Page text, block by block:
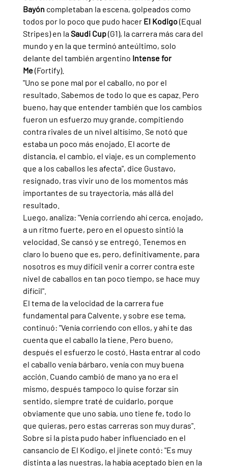
Bayón completaban la escena, golpeados como
todos por lo poco que pudo hacer El Kodigo (Equal
Stripes) en la Saudi Cup (G1), la carrera más cara del
mundo y en la que terminó anteúltimo, solo
delante del también argentino Intense for
Me (Fortify).
"Uno se pone mal por el caballo, no por el
resultado. Sabemos de todo lo que es capaz. Pero
bueno, hay que entender también que los cambios
fueron un esfuerzo muy grande, compitiendo
contra rivales de un nivel altísimo. Se notó que
estaba un poco más enojado. El acorte de
distancia, el cambio, el viaje, es un complemento
que a los caballos les afecta", dice Gustavo,
resignado, tras vivir uno de los momentos más
importantes de su trayectoria, más allá del
resultado.
Luego, analiza: "Venía corriendo ahí cerca, enojado,
a un ritmo fuerte, pero en el opuesto sintió la
velocidad. Se cansó y se entregó. Tenemos en
claro lo bueno que es, pero, definitivamente, para
nosotros es muy difícil venir a correr contra este
nivel de caballos en tan poco tiempo, se hace muy
difícil".
El tema de la velocidad de la carrera fue
fundamental para Calvente, y sobre ese tema,
continuó: "Venía corriendo con ellos, y ahí te das
cuenta que el caballo la tiene. Pero bueno,
después el esfuerzo le costó. Hasta entrar al codo
el caballo venía bárbaro, venía con muy buena
acción. Cuando cambió de mano ya no era el
mismo, después tampoco lo quise forzar sin
sentido, siempre traté de cuidarlo, porque
obviamente que uno sabía, uno tiene fe, todo lo
que quieras, pero estas carreras son muy duras".
Sobre si la pista pudo haber influenciado en el
cansancio de El Kodigo, el jinete contó: "Es muy
distinta a las nuestras, la había aceptado bien en la